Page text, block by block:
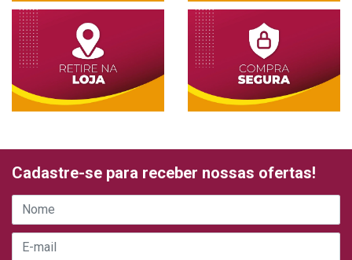
Cadastre-se para receber nossas ofertas!